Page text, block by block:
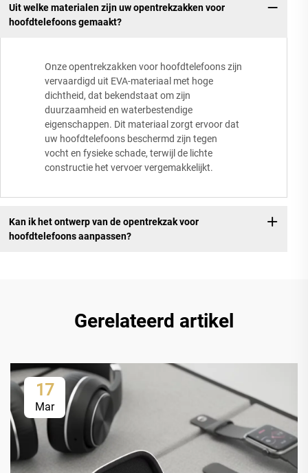
Uit welke materialen zijn uw opentrekzakken voor
hoofdtelefoons gemaakt?
Onze opentrekzakken voor hoofdtelefoons zijn
vervaardigd uit EVA-materiaal met hoge
dichtheid, dat bekendstaat om zijn
duurzaamheid en waterbestendige
eigenschappen. Dit materiaal zorgt ervoor dat
uw hoofdtelefoons beschermd zijn tegen
vocht en fysieke schade, terwijl de lichte
constructie het vervoer vergemakkelijkt.
Kan ik het ontwerp van de opentrekzak voor
hoofdtelefoons aanpassen?
Gerelateerd artikel
17
Mar